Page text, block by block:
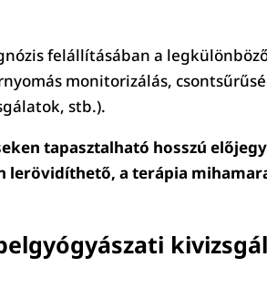
felállításában a
monitorizálás,
stb.).
tapasztalható hosszú
lerövidíthető, a terápia